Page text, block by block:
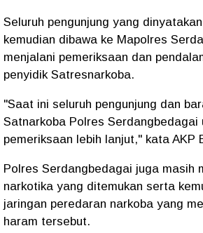
Seluruh pengunjung yang
kemudian dibawa ke Mapolres
menjalani pemeriksaan dan
penyidik Satresnarkoba.
"Saat ini seluruh pengunjung dan
Satnarkoba Polres Serdangbedagai
pemeriksaan lebih lanjut," kata AKP
Polres Serdangbedagai juga masih
narkotika yang ditemukan serta
jaringan peredaran narkoba yang
haram tersebut.